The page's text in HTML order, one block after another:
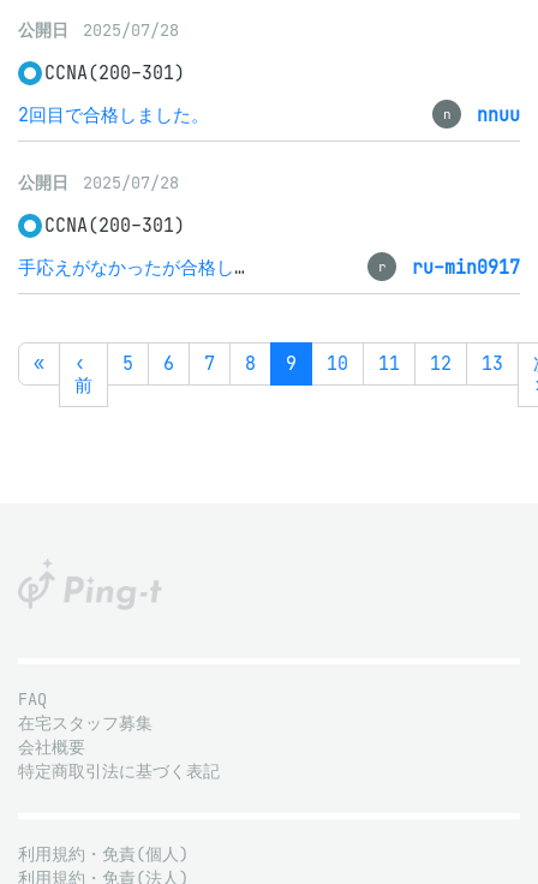
公開日 2025/07/28
CCNA(200-301)
2回目で合格しました。
n nnuu
公開日 2025/07/28
CCNA(200-301)
手応えがなかったが合格してしまった
r ru-min0917
«
‹
前
5 6 7 8 9 10 11 12 13
FAQ
在宅スタッフ募集
会社概要
特定商取引法に基づく表記
利用規約・免責(個人)
利用規約・免責(法人)